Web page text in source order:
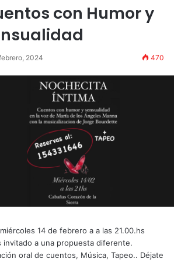
con Humor y
2024 470
14 de febrero a a las 21.00.hs
invitado a una propuesta diferente.
oral de cuentos, Música, Tapeo.. Déjate
«Por el placer